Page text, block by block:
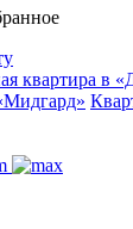
квартира в